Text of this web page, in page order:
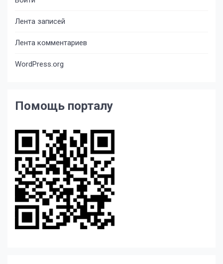
Лента записей
Лента комментариев
WordPress.org
Помощь порталу